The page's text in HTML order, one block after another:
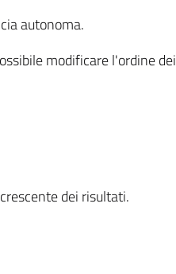
autonoma.
modificare l'ordine dei
dei risultati.